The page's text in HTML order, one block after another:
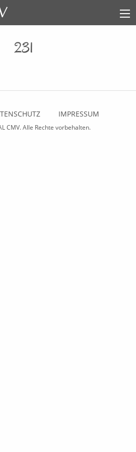
231
IMPRESSUM
CMV. Alle Rechte vorbehalten.